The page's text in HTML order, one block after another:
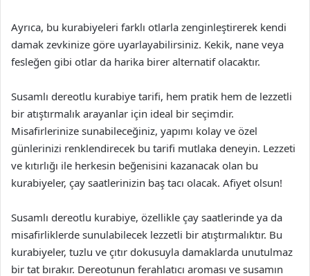
Ayrıca, bu kurabiyeleri farklı otlarla zenginleştirerek kendi
damak zevkinize göre uyarlayabilirsiniz. Kekik, nane veya
fesleğen gibi otlar da harika birer alternatif olacaktır.
Susamlı dereotlu kurabiye tarifi, hem pratik hem de lezzetli
bir atıştırmalık arayanlar için ideal bir seçimdir.
Misafirlerinize sunabileceğiniz, yapımı kolay ve özel
günlerinizi renklendirecek bu tarifi mutlaka deneyin. Lezzeti
ve kıtırlığı ile herkesin beğenisini kazanacak olan bu
kurabiyeler, çay saatlerinizin baş tacı olacak. Afiyet olsun!
Susamlı dereotlu kurabiye, özellikle çay saatlerinde ya da
misafirliklerde sunulabilecek lezzetli bir atıştırmalıktır. Bu
kurabiyeler, tuzlu ve çıtır dokusuyla damaklarda unutulmaz
bir tat bırakır. Dereotunun ferahlatıcı aroması ve susamın